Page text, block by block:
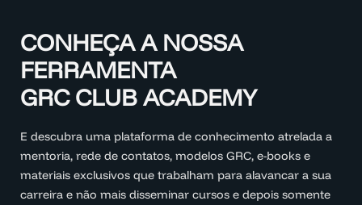
CONHEÇA A NOSSA
FERRAMENTA
GRC CLUB ACADEMY
E descubra uma plataforma de conhecimento atrelada a
mentoria, rede de contatos, modelos GRC, e-books e
materiais exclusivos que trabalham para alavancar a sua
carreira e não mais disseminar cursos e depois somente